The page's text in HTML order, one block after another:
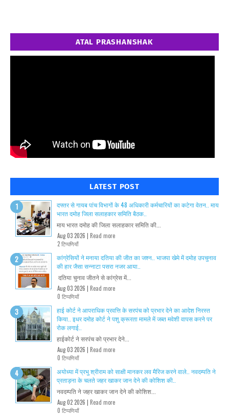
ATAL PRASHANSHAK
LATEST POST
दफ्तर से गायब पांच विभागों के 48 अधिकारी कर्मचारियों का कटेगा वेतन.. माय
भारत दमोह जिला सलाहकार समिति बैठक..
माय भारत दमोह की जिला सलाहकार समिति की...
Aug 03 2026 | Read more
2 टिप्पणियाँ
कांग्रेसियों ने मनाया दतिया की जीत का जश्न.. भाजपा खेमे में दमोह उपचुनाव
की हार जैसा सन्नाटा पसरा नजर आया..
दतिया चुनाव जीतने से कांग्रेस में...
Aug 03 2026 | Read more
0 टिप्पणियाँ
हाई कोर्ट ने आपराधिक प्रवत्ति के सरपंच को प्रभार देने का आदेश निरस्त
किया.. इधर दमोह कोर्ट ने पशु क्रूरता मामले में जब्त मवेशी वापस करने पर
रोक लगाई..
हाईकोर्ट ने सरपंच को प्रभार देने...
Aug 03 2026 | Read more
0 टिप्पणियाँ
अयोध्या में प्रभु श्रीराम को साक्षी मानकर लव मैरिज करने वाले.. नवदम्पति ने
प्रताड़ना के चलते जहर खाकर जान देने की कोशिश की..
नवदम्पति ने जहर खाकर जान देने की कोशिश...
Aug 02 2026 | Read more
0 टिप्पणियाँ